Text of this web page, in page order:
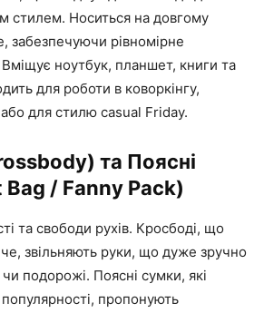
стилем. Носиться на довгому
забезпечуючи рівномірне
Вміщує ноутбук, планшет, книги та
для роботи в коворкінгу,
для стилю casual Friday.
та Поясні
/ Fanny Pack)
та свободи рухів. Кросбоді, що
звільняють руки, що дуже зручно
чи подорожі. Поясні сумки, які
пропонують